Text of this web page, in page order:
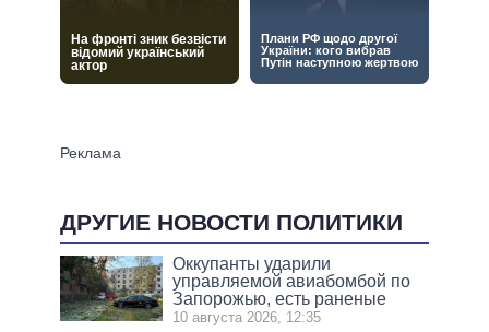
ДРУГИЕ НОВОСТИ ПОЛИТИКИ
Оккупанты ударили
управляемой авиабомбой по
Запорожью, есть раненые
10 августа 2026, 12:35